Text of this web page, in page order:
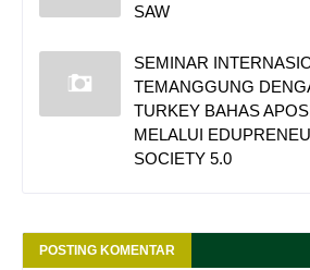
SAW
SEMINAR
TEMANGGUNG
TURKEY BAHAS
MELALUI
SOCIETY 5.0
POSTING KOMENTAR